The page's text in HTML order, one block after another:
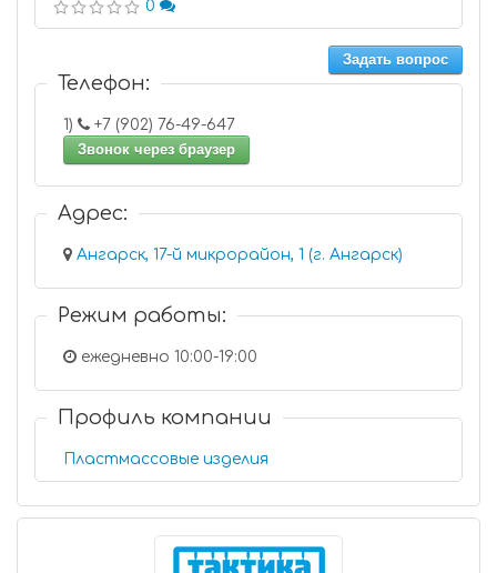
0
Задать вопрос
Телефон:
1)
+7 (902) 76-49-647
Звонок через браузер
Адрес:
Ангарск, 17-й микрорайон, 1 (г. Ангарск)
Режим работы:
ежедневно 10:00-19:00
Профиль компании
Пластмассовые изделия